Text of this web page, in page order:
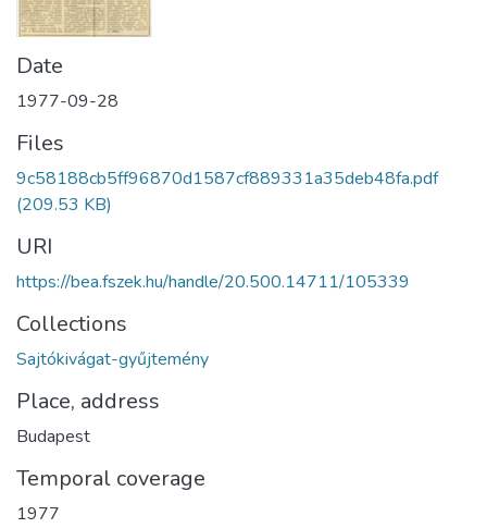
Date
1977-09-28
Files
9c58188cb5ff96870d1587cf889331a35deb48fa.pdf
(209.53 KB)
URI
https://bea.fszek.hu/handle/20.500.14711/105339
Collections
Sajtókivágat-gyűjtemény
Place, address
Budapest
Temporal coverage
1977